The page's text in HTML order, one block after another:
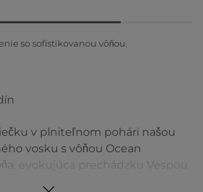
so sofistikovanou vôňou.
v plniteľnom pohári našou
vosku s vôňou Ocean
evokujúca prechádzku Vespou